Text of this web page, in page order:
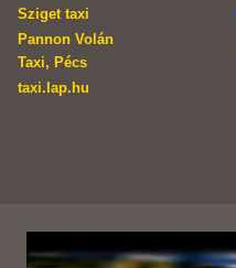
Sziget taxi
Pannon Volán
Taxi, Pécs
taxi.lap.hu